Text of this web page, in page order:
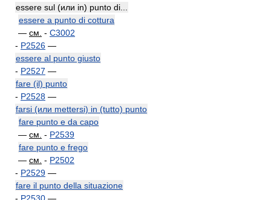
essere sul (или in) punto di...
essere a punto di cottura
— см. - C3002
- P2526 —
essere al punto giusto
- P2527 —
fare (il) punto
- P2528 —
farsi (или mettersi) in (tutto) punto
fare punto e da capo
— см. - P2539
fare punto e frego
— см. - P2502
- P2529 —
fare il punto della situazione